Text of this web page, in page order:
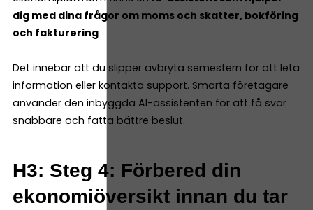
dig med dina frågor om moms och skatter, bokföring
och fakturering
Det innebär att du slipper avbryta semestern för att leta
information eller kontakta support. Smarta företagare
använder den inbyggda AI-assistenten för att få svar
snabbare och fatta bättre beslut.
H3: Steg 4: Förbered din
ekonomiöversikt innan du tar